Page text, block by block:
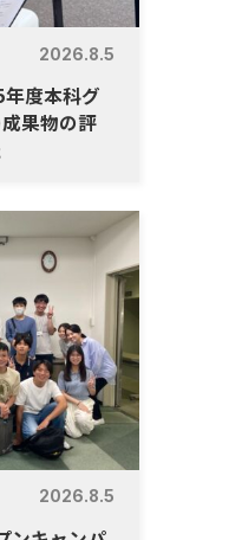
2026.8.5
度本科グ
果物の評
2026.8.5